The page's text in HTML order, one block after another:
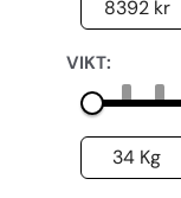
8392 kr
VIKT:
34 Kg